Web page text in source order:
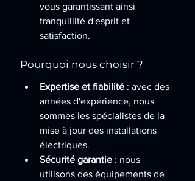
vous garantissant ainsi
tranquillité d'esprit et
satisfaction.
Pourquoi nous choisir ?
Expertise et fiabilité : avec des
années d'expérience, nous
sommes les spécialistes de la
mise à jour des installations
électriques.
Sécurité garantie : nous
utilisons des équipements de